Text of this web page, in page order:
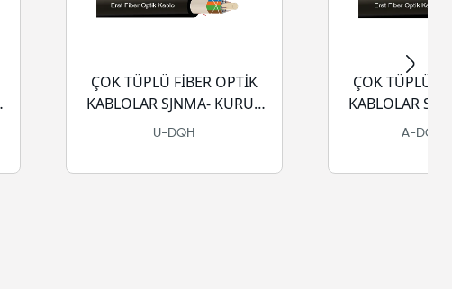
ÇOK TÜPLÜ FİBER OPTİK
KABLOLAR SJNMA- KURU -
LSZH-HFFR
U-DQH
ÇOK TÜPLÜ FİBER
KABLOLAR
PE
A-